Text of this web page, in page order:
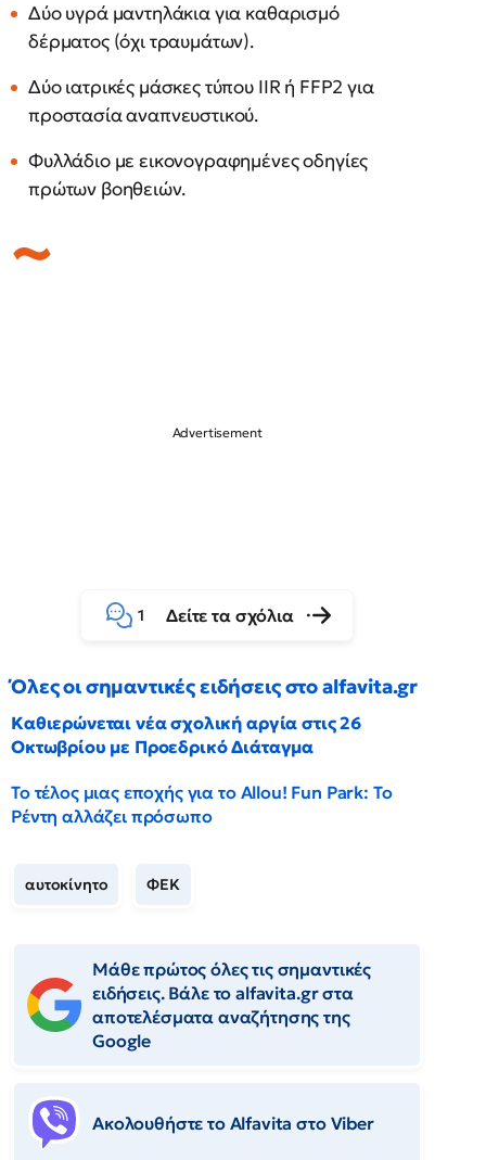
Δύο υγρά μαντηλάκια για καθαρισμό
δέρματος (όχι τραυμάτων).
Δύο ιατρικές μάσκες τύπου IIR ή FFP2 για
προστασία αναπνευστικού.
Φυλλάδιο με εικονογραφημένες οδηγίες
πρώτων βοηθειών.
1 Δείτε τα σχόλια
Όλες οι σημαντικές ειδήσεις στο alfavita.gr
Καθιερώνεται νέα σχολική αργία στις 26
Οκτωβρίου με Προεδρικό Διάταγμα
Το τέλος μιας εποχής για το Allou! Fun Park: Το
Ρέντη αλλάζει πρόσωπο
αυτοκίνητο ΦΕΚ
Μάθε πρώτος όλες τις σημαντικές
ειδήσεις. Βάλε το alfavita.gr στα
αποτελέσματα αναζήτησης της
Google
Ακολουθήστε το Αlfavita στο Viber